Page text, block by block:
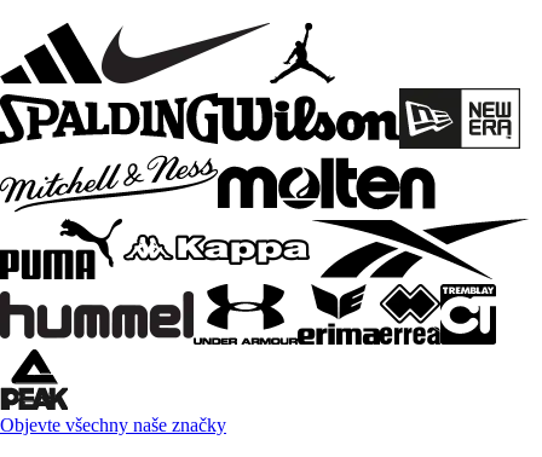
Objevte všechny naše značky